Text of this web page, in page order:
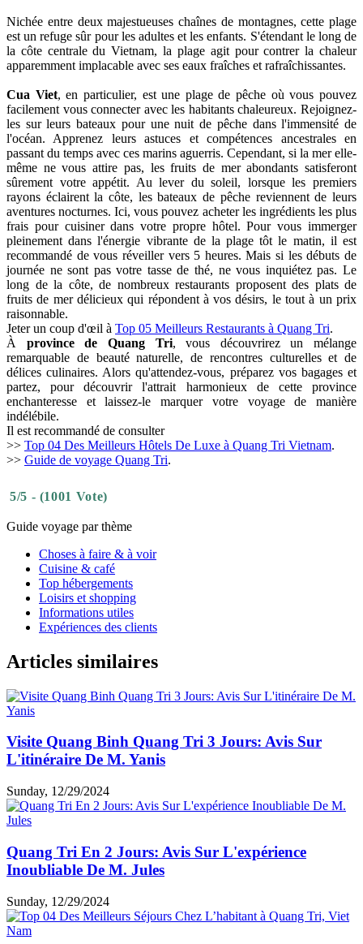
Nichée entre deux majestueuses chaînes de montagnes, cette plage
est un refuge sûr pour les adultes et les enfants. S'étendant le long de
la côte centrale du Vietnam, la plage agit pour contrer la chaleur
apparemment implacable avec ses eaux fraîches et rafraîchissantes.
Cua Viet, en particulier, est une plage de pêche où vous pouvez
facilement vous connecter avec les habitants chaleureux. Rejoignez-
les sur leurs bateaux pour une nuit de pêche dans l'immensité de
l'océan. Apprenez leurs astuces et compétences ancestrales en
passant du temps avec ces marins aguerris. Cependant, si la mer elle-
même ne vous attire pas, les fruits de mer abondants satisferont
sûrement votre appétit. Au lever du soleil, lorsque les premiers
rayons éclairent la côte, les bateaux de pêche reviennent de leurs
aventures nocturnes. Ici, vous pouvez acheter les ingrédients les plus
frais pour cuisiner dans votre propre hôtel. Pour vous immerger
pleinement dans l'énergie vibrante de la plage tôt le matin, il est
recommandé de vous réveiller vers 5 heures. Mais si les débuts de
journée ne sont pas votre tasse de thé, ne vous inquiétez pas. Le
long de la côte, de nombreux restaurants proposent des plats de
fruits de mer délicieux qui répondent à vos désirs, le tout à un prix
raisonnable.
Jeter un coup d'œil à Top 05 Meilleurs Restaurants à Quang Tri.
À province de Quang Tri, vous découvrirez un mélange
remarquable de beauté naturelle, de rencontres culturelles et de
délices culinaires. Alors qu'attendez-vous, préparez vos bagages et
partez, pour découvrir l'attrait harmonieux de cette province
enchanteresse et laissez-le marquer votre voyage de manière
indélébile.
Il est recommandé de consulter
>> Top 04 Des Meilleurs Hôtels De Luxe à Quang Tri Vietnam.
>> Guide de voyage Quang Tri.
5/5 - (1001 Vote)
Guide voyage par thème
Choses à faire & à voir
Cuisine & café
Top hébergements
Loisirs et shopping
Informations utiles
Expériences des clients
Articles similaires
Visite Quang Binh Quang Tri 3 Jours: Avis Sur
L'itinéraire De M. Yanis
Sunday, 12/29/2024
Quang Tri En 2 Jours: Avis Sur L'expérience
Inoubliable De M. Jules
Sunday, 12/29/2024